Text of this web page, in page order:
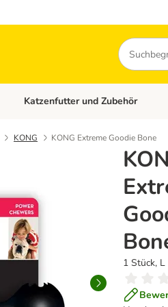
Suchen
Kategorie-Menü öffnen:
Katzenfutter und Zubehör
KONG KONG Extreme Goodie Bone
1 Stück,